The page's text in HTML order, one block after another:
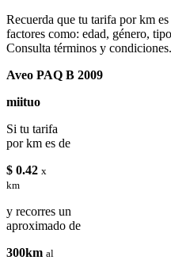
Recuerda que tu tarifa por km
factores como: edad, género,
Consulta términos y condiciones.
Aveo PAQ B 2009
miituo
Si tu tarifa
por km es de
$ 0.42 x
km
y recorres un
aproximado de
300km al